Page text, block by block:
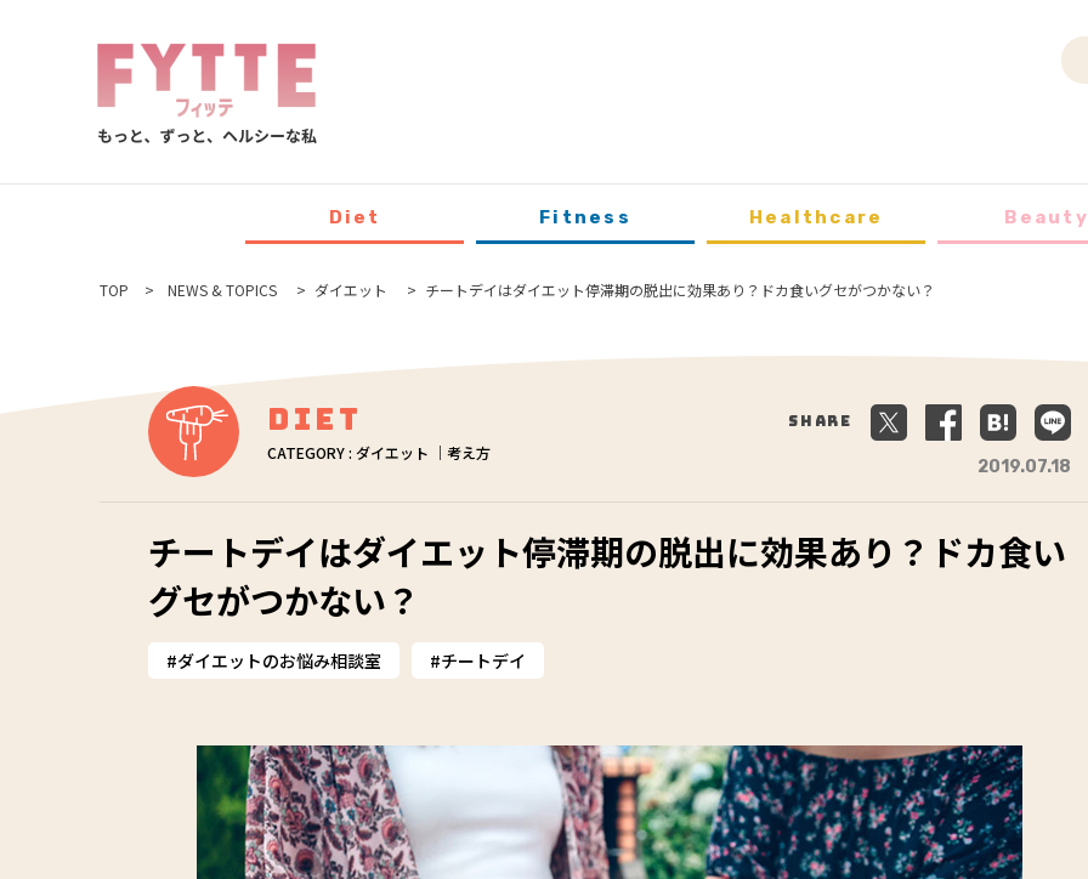
Diet Fitness Healthcare Beauty
TOP NEWS & TOPICS ダイエット チートデイはダイエット停滞期の脱出に効果あり？ドカ食いグセがつかない？
Diet
CATEGORY : ダイエット ｜考え方
2019.07.18
チートデイはダイエット停滞期の脱出に効果あり？ドカ食い
グセがつかない？
ダイエットのお悩み相談室 チートデイ
Share